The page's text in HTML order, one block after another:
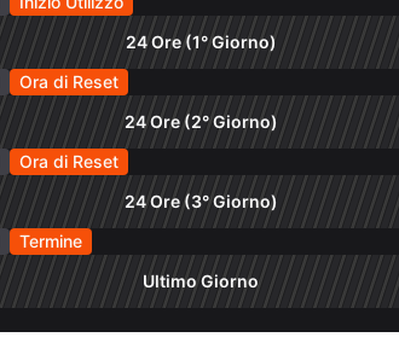
24 Ore (1° Giorno)
Ora di Reset
24 Ore (2° Giorno)
Ora di Reset
24 Ore (3° Giorno)
Termine
Ultimo Giorno